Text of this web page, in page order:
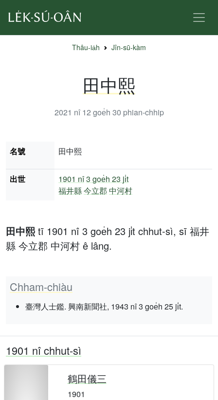
Thâu-ia̍h Jîn-sū-kàm
田中熙
2021 nî 12 goe̍h 30 phian-chhip
田中熙 tī 1901 nî 3 goe̍h 23 ji̍t chhut-sì, sī 福井
縣 今立郡 中河村 ê lâng.
Chham-chiàu
臺灣人士鑑. 興南新聞社, 1943 nî 3 goe̍h 25 ji̍t.
名號 田中熙
出世 1901 nî3 goe̍h 23 ji̍t
福井縣今立郡 中河村
1901 nî chhut-sì
鶴田儀三
1901